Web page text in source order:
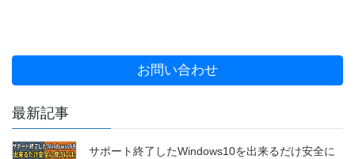
お問い合わせ
最新記事
サポート終了したWindows10を出来るだけ安全に